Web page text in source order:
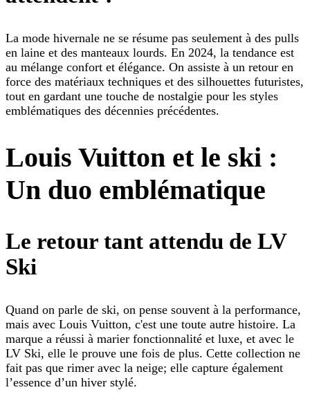
La mode hivernale ne se résume pas seulement à des pulls
en laine et des manteaux lourds. En 2024, la tendance est
au mélange confort et élégance. On assiste à un retour en
force des matériaux techniques et des silhouettes futuristes,
tout en gardant une touche de nostalgie pour les styles
emblématiques des décennies précédentes.
Louis Vuitton et le ski :
Un duo emblématique
Le retour tant attendu de LV
Ski
Quand on parle de ski, on pense souvent à la performance,
mais avec Louis Vuitton, c'est une toute autre histoire. La
marque a réussi à marier fonctionnalité et luxe, et avec le
LV Ski, elle le prouve une fois de plus. Cette collection ne
fait pas que rimer avec la neige; elle capture également
l’essence d’un hiver stylé.